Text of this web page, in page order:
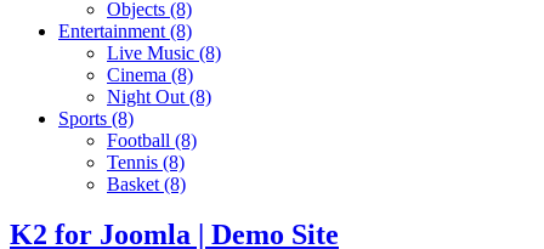
Objects (8)
Entertainment (8)
Live Music (8)
Cinema (8)
Night Out (8)
Sports (8)
Football (8)
Tennis (8)
Basket (8)
K2 for Joomla | Demo Site